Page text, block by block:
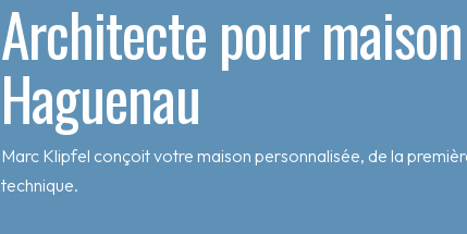
Architecte pour
Haguenau
Marc Klipfel conçoit votre maison personnalisée, de la
technique.